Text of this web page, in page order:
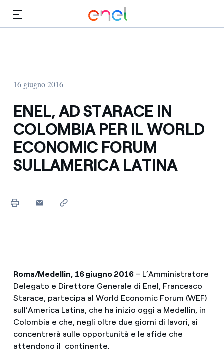
16 giugno 2016
ENEL, AD STARACE IN
COLOMBIA PER IL WORLD
ECONOMIC FORUM
SULLAMERICA LATINA
Roma/Medellin, 16 giugno 2016– L’Amministratore
Delegato e Direttore Generale di Enel, Francesco
Starace, partecipa al World Economic Forum (WEF)
sull’America Latina, che ha inizio oggi a Medellin, in
Colombia e che, negli oltre due giorni di lavori, si
concentrerà sulle opportunità e le sfide che
attendono il continente.